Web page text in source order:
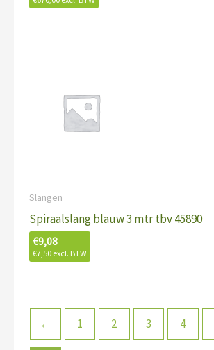
Slangen
Spiraalslang blauw 3 mtr tbv 45890
€9,08
€7,50 excl. BTW
← 1 2 3 4